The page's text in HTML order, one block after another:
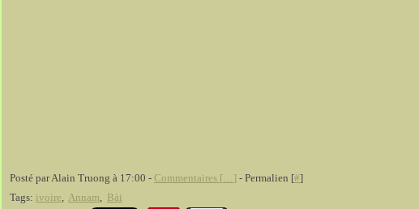
Posté par Alain Truong à 17:00 - Commentaires [… ] - Permalien [#]
Tags: ivoire, Annam, Bài